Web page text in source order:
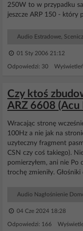
250W to w przypadku
jeszcze ARP 150 - który
Audio Estradowe,
01 Sty 2006 21:12
Odpowiedzi: 30
Czy ktoś
ARZ 6608 (Acu
Wracając stronę
100Hz a nie jak na
uzyteczny fragment
CSN czy coś takiego).
pomierzyłem, ani nie Po
trochę zmieniły. Głośniki
Audio Nagłośnienie
04 Cze 2024 18:28
Odpowiedzi: 166